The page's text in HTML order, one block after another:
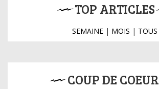
TOP ARTICLES
SEMAINE| MOIS | TOUS
COUP DE COEUR